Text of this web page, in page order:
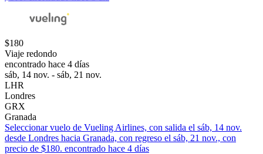
$180
Viaje redondo
encontrado hace 4 días
sáb, 14 nov. - sáb, 21 nov.
LHR
Londres
GRX
Granada
Seleccionar vuelo de Vueling Airlines, con salida el sáb, 14 nov.
desde Londres hacia Granada, con regreso el sáb, 21 nov., con
precio de $180. encontrado hace 4 días